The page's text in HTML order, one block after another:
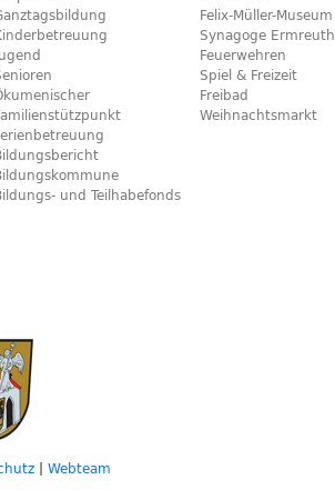
und Teilhabefonds
Felix-Müller-Museum
Synagoge Ermreuth
Feuerwehren
Spiel & Freizeit
Freibad
Weihnachtsmarkt
| Webteam